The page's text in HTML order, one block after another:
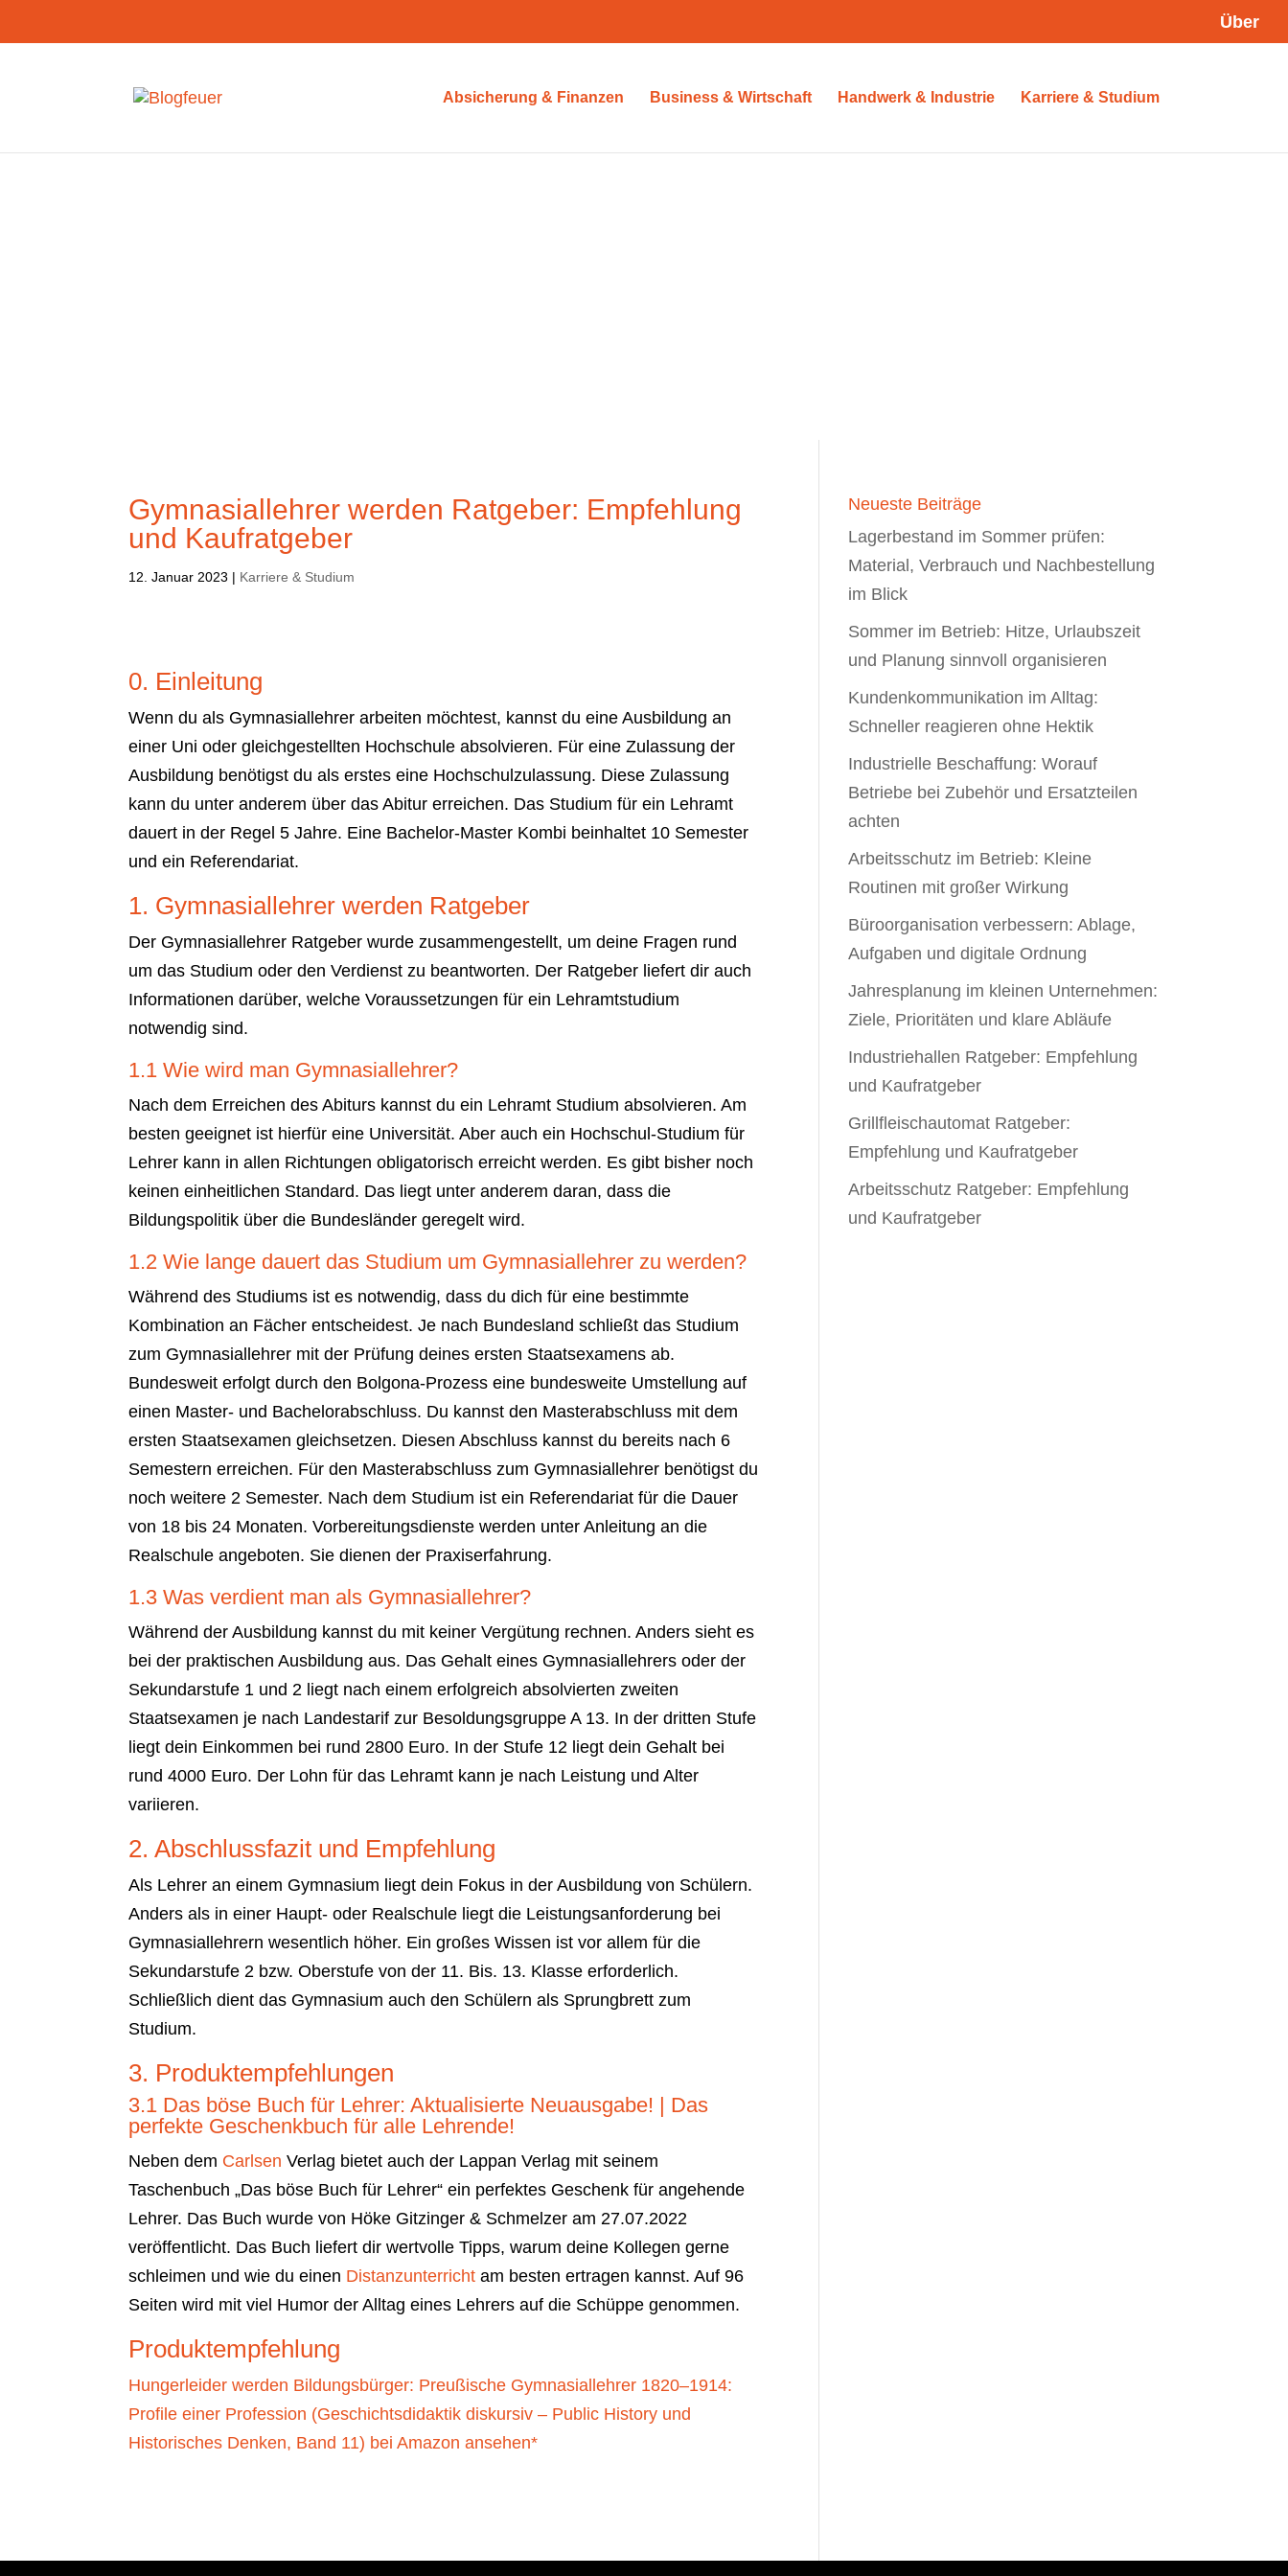
Über
Absicherung & Finanzen Business & Wirtschaft Handwerk & Industrie Karriere & Studium
Gymnasiallehrer werden Ratgeber: Empfehlung
und Kaufratgeber
12. Januar 2023 | Karriere & Studium
0. Einleitung
Wenn du als Gymnasiallehrer arbeiten möchtest, kannst du eine Ausbildung an
einer Uni oder gleichgestellten Hochschule absolvieren. Für eine Zulassung der
Ausbildung benötigst du als erstes eine Hochschulzulassung. Diese Zulassung
kann du unter anderem über das Abitur erreichen. Das Studium für ein Lehramt
dauert in der Regel 5 Jahre. Eine Bachelor-Master Kombi beinhaltet 10 Semester
und ein Referendariat.
1. Gymnasiallehrer werden Ratgeber
Der Gymnasiallehrer Ratgeber wurde zusammengestellt, um deine Fragen rund
um das Studium oder den Verdienst zu beantworten. Der Ratgeber liefert dir auch
Informationen darüber, welche Voraussetzungen für ein Lehramtstudium
notwendig sind.
1.1 Wie wird man Gymnasiallehrer?
Nach dem Erreichen des Abiturs kannst du ein Lehramt Studium absolvieren. Am
besten geeignet ist hierfür eine Universität. Aber auch ein Hochschul-Studium für
Lehrer kann in allen Richtungen obligatorisch erreicht werden. Es gibt bisher noch
keinen einheitlichen Standard. Das liegt unter anderem daran, dass die
Bildungspolitik über die Bundesländer geregelt wird.
1.2 Wie lange dauert das Studium um Gymnasiallehrer zu werden?
Während des Studiums ist es notwendig, dass du dich für eine bestimmte
Kombination an Fächer entscheidest. Je nach Bundesland schließt das Studium
zum Gymnasiallehrer mit der Prüfung deines ersten Staatsexamens ab.
Bundesweit erfolgt durch den Bolgona-Prozess eine bundesweite Umstellung auf
einen Master- und Bachelorabschluss. Du kannst den Masterabschluss mit dem
ersten Staatsexamen gleichsetzen. Diesen Abschluss kannst du bereits nach 6
Semestern erreichen. Für den Masterabschluss zum Gymnasiallehrer benötigst du
noch weitere 2 Semester. Nach dem Studium ist ein Referendariat für die Dauer
von 18 bis 24 Monaten. Vorbereitungsdienste werden unter Anleitung an die
Realschule angeboten. Sie dienen der Praxiserfahrung.
1.3 Was verdient man als Gymnasiallehrer?
Während der Ausbildung kannst du mit keiner Vergütung rechnen. Anders sieht es
bei der praktischen Ausbildung aus. Das Gehalt eines Gymnasiallehrers oder der
Sekundarstufe 1 und 2 liegt nach einem erfolgreich absolvierten zweiten
Staatsexamen je nach Landestarif zur Besoldungsgruppe A 13. In der dritten Stufe
liegt dein Einkommen bei rund 2800 Euro. In der Stufe 12 liegt dein Gehalt bei
rund 4000 Euro. Der Lohn für das Lehramt kann je nach Leistung und Alter
variieren.
2. Abschlussfazit und Empfehlung
Als Lehrer an einem Gymnasium liegt dein Fokus in der Ausbildung von Schülern.
Anders als in einer Haupt- oder Realschule liegt die Leistungsanforderung bei
Gymnasiallehrern wesentlich höher. Ein großes Wissen ist vor allem für die
Sekundarstufe 2 bzw. Oberstufe von der 11. Bis. 13. Klasse erforderlich.
Schließlich dient das Gymnasium auch den Schülern als Sprungbrett zum
Studium.
3. Produktempfehlungen
3.1 Das böse Buch für Lehrer: Aktualisierte Neuausgabe! | Das
perfekte Geschenkbuch für alle Lehrende!
Neben dem Carlsen Verlag bietet auch der Lappan Verlag mit seinem
Taschenbuch „Das böse Buch für Lehrer“ ein perfektes Geschenk für angehende
Lehrer. Das Buch wurde von Höke Gitzinger & Schmelzer am 27.07.2022
veröffentlicht. Das Buch liefert dir wertvolle Tipps, warum deine Kollegen gerne
schleimen und wie du einen Distanzunterricht am besten ertragen kannst. Auf 96
Seiten wird mit viel Humor der Alltag eines Lehrers auf die Schüppe genommen.
Produktempfehlung
Hungerleider werden Bildungsbürger: Preußische Gymnasiallehrer 1820–1914:
Profile einer Profession (Geschichtsdidaktik diskursiv – Public History und
Historisches Denken, Band 11) bei Amazon ansehen*
Neueste Beiträge
Lagerbestand im Sommer prüfen:
Material, Verbrauch und Nachbestellung
im Blick
Sommer im Betrieb: Hitze, Urlaubszeit
und Planung sinnvoll organisieren
Kundenkommunikation im Alltag:
Schneller reagieren ohne Hektik
Industrielle Beschaffung: Worauf
Betriebe bei Zubehör und Ersatzteilen
achten
Arbeitsschutz im Betrieb: Kleine
Routinen mit großer Wirkung
Büroorganisation verbessern: Ablage,
Aufgaben und digitale Ordnung
Jahresplanung im kleinen Unternehmen:
Ziele, Prioritäten und klare Abläufe
Industriehallen Ratgeber: Empfehlung
und Kaufratgeber
Grillfleischautomat Ratgeber:
Empfehlung und Kaufratgeber
Arbeitsschutz Ratgeber: Empfehlung
und Kaufratgeber